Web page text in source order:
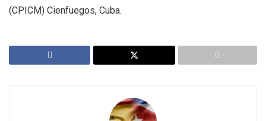
(CPICM) Cienfuegos, Cuba.